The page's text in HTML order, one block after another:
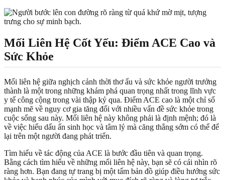
Mối Liên Hệ Cốt Yếu: Điểm ACE Cao và
Sức Khỏe
Mối liên hệ giữa nghịch cảnh thời thơ ấu và sức khỏe người trưởng
thành là một trong những khám phá quan trọng nhất trong lĩnh vực
y tế công cộng trong vài thập kỷ qua. Điểm ACE cao là một chỉ số
mạnh mẽ về nguy cơ gia tăng đối với nhiều vấn đề sức khỏe trong
cuộc sống sau này. Mối liên hệ này không phải là định mệnh; đó là
về việc hiểu dấu ấn sinh học và tâm lý mà căng thẳng sớm có thể để
lại trên một người đang phát triển.
Tìm hiểu về tác động của ACE là bước đầu tiên và quan trọng.
Bằng cách tìm hiểu về những mối liên hệ này, bạn sẽ có cái nhìn rõ
ràng hơn. Bạn đang tự trang bị một tấm bản đồ giúp điều hướng sức